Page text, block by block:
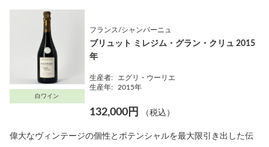
白ワイン
フランス/シャンパーニュ
ブリュット ミレジム・グラン・クリュ 2015
年
生産者:
エグリ・ウーリエ
生産年:
2015年
132,000円 （税込）
偉大なヴィンテージの個性とポテンシャルを最大限引き出した伝